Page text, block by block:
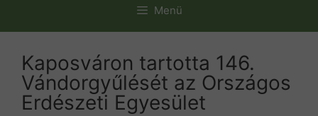
Menü
Kaposváron tartotta 146.
Vándorgyűlését az Országos
Erdészeti Egyesület